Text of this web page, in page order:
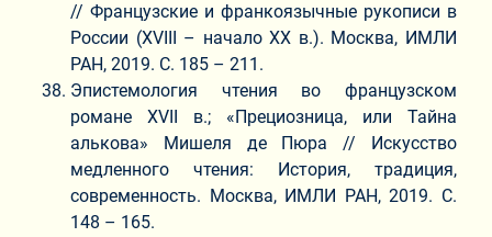
// Французские и франкоязычные рукописи в
России (XVIII – начало XX в.). Москва, ИМЛИ
РАН, 2019. С. 185 – 211.
Эпистемология чтения во французском
романе XVII в.; «Прециозница, или Тайна
алькова» Мишеля де Пюра // Искусство
медленного чтения: История, традиция,
современность. Москва, ИМЛИ РАН, 2019. С.
148 – 165.